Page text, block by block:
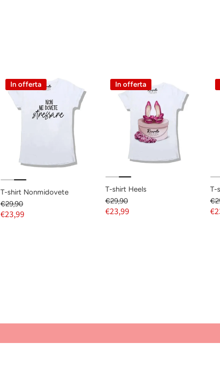
In offerta
T-shirt Nonmidovete
€29,90
€23,99
In offerta
T-shirt Heels
€29,90
€23,99
T-